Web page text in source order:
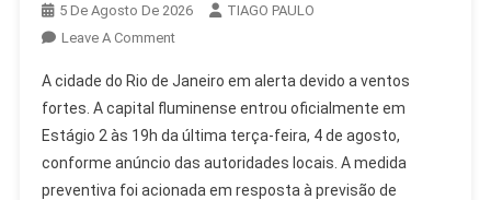
5 De Agosto De 2026
TIAGO PAULO
Leave A CommentOn
De
Janeiro
Em
Alerta:
Ventos
A cidade do Rio de Janeiro em alerta devido a ventos
fortes. A capital fluminense entrou oficialmente em
Estágio 2 às 19h da última terça-feira, 4 de agosto,
conforme anúncio das autoridades locais. A medida
preventiva foi acionada em resposta à previsão de